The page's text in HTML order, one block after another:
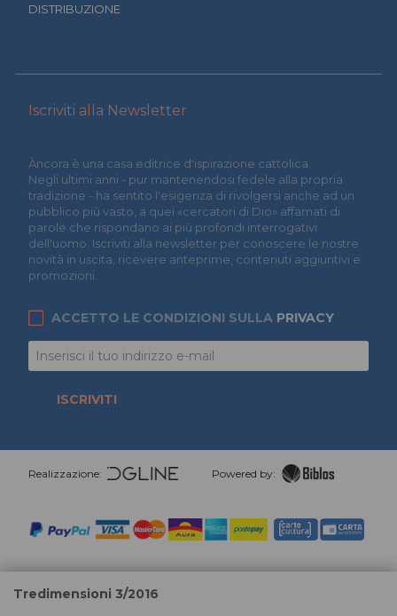
Tredimensioni 3/2016
DISTRIBUZIONE
Iscriviti alla Newsletter
Àncora è una casa editrice d'ispirazione cattolica.
Negli ultimi anni - pur mantenendosi fedele alla propria
tradizione - ha sentito l'esigenza di rivolgersi anche ad un
pubblico più vasto, a quei «cercatori di Dio» affamati di
parole che rispondano ai più profondi interrogativi
dell'uomo. Iscriviti alla newsletter per conoscere le nostre
novità in uscita, ricevere anteprime, contenuti aggiuntivi e
promozioni.
ACCETTO LE CONDIZIONI SULLA PRIVACY
ISCRIVITI
Realizzazione: Powered by: